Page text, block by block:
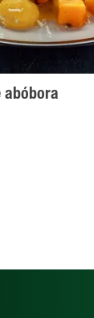
abóbora